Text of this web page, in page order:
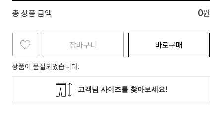
총 상품 금액 0원
장바구니 바로구매
상품이 품절되었습니다.